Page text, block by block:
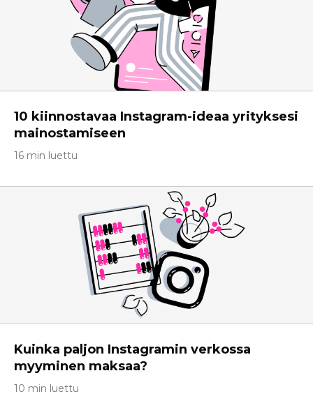
10 kiinnostavaa Instagram-ideaa yrityksesi
mainostamiseen
16 min luettu
Kuinka paljon Instagramin verkossa
myyminen maksaa?
10 min luettu